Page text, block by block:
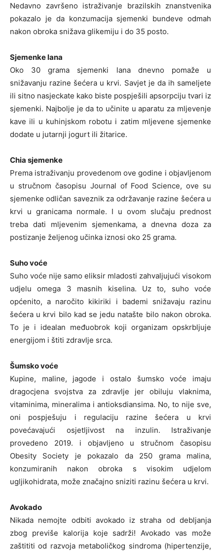
Nedavno završeno istraživanje brazilskih znanstvenika
pokazalo je da konzumacija sjemenki bundeve odmah
nakon obroka snižava glikemiju i do 35 posto.
Sjemenke lana
Oko 30 grama sjemenki lana dnevno pomaže u
snižavanju razine šećera u krvi. Savjet je da ih sameljete
ili sitno nasjeckate kako biste pospješili apsorpciju tvari iz
sjemenki. Najbolje je da to učinite u aparatu za mljevenje
kave ili u kuhinjskom robotu i zatim mljevene sjemenke
dodate u jutarnji jogurt ili žitarice.
Chia sjemenke
Prema istraživanju provedenom ove godine i objavljenom
u stručnom časopisu Journal of Food Science, ove su
sjemenke odličan saveznik za održavanje razine šećera u
krvi u granicama normale. I u ovom slučaju prednost
treba dati mljevenim sjemenkama, a dnevna doza za
postizanje željenog učinka iznosi oko 25 grama.
Suho voće
Suho voće nije samo eliksir mladosti zahvaljujući visokom
udjelu omega 3 masnih kiselina. Uz to, suho voće
općenito, a naročito kikiriki i bademi snižavaju razinu
šećera u krvi bilo kad se jedu natašte bilo nakon obroka.
To je i idealan međuobrok koji organizam opskrbljuje
energijom i štiti zdravlje srca.
Šumsko voće
Kupine, maline, jagode i ostalo šumsko voće imaju
dragocjena svojstva za zdravlje jer obiluju vlaknima,
vitaminima, mineralima i antioksdiansima. No, to nije sve,
oni pospješuju i regulaciju razine šećera u krvi
povećavajući osjetljivost na inzulin. Istraživanje
provedeno 2019. i objavljeno u stručnom časopisu
Obesity Society je pokazalo da 250 grama malina,
konzumiranih nakon obroka s visokim udjelom
ugljikohidrata, može značajno sniziti razinu šećera u krvi.
Avokado
Nikada nemojte odbiti avokado iz straha od debljanja
zbog previše kalorija koje sadrži! Avokado vas može
zaštititi od razvoja metaboličkog sindroma (hipertenzije,